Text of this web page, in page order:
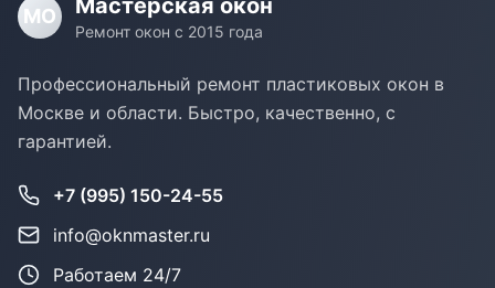
МО Мастерская окон
Ремонт окон с 2015 года
Профессиональный ремонт пластиковых окон в
Москве и области. Быстро, качественно, с
гарантией.
+7 (995) 150-24-55
info@oknmaster.ru
Работаем 24/7